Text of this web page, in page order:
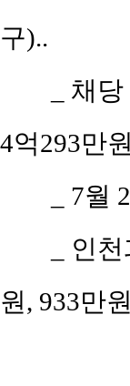
구)..
_ 채
4억293만
_ 7
_ 인
원, 933만